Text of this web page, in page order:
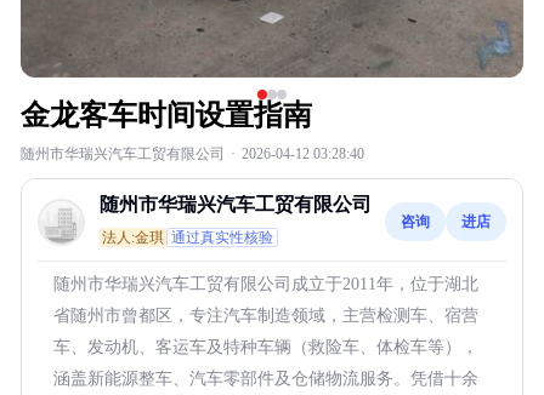
金龙客车时间设置指南
随州市华瑞兴汽车工贸有限公司 · 2026-04-12 03:28:40
随州市华瑞兴汽车工贸有限公司
法人:金琪 通过真实性核验
咨询 进店
随州市华瑞兴汽车工贸有限公司成立于2011年，位于湖北
省随州市曾都区，专注汽车制造领域，主营检测车、宿营
车、发动机、客运车及特种车辆（救险车、体检车等），
涵盖新能源整车、汽车零部件及仓储物流服务。凭借十余